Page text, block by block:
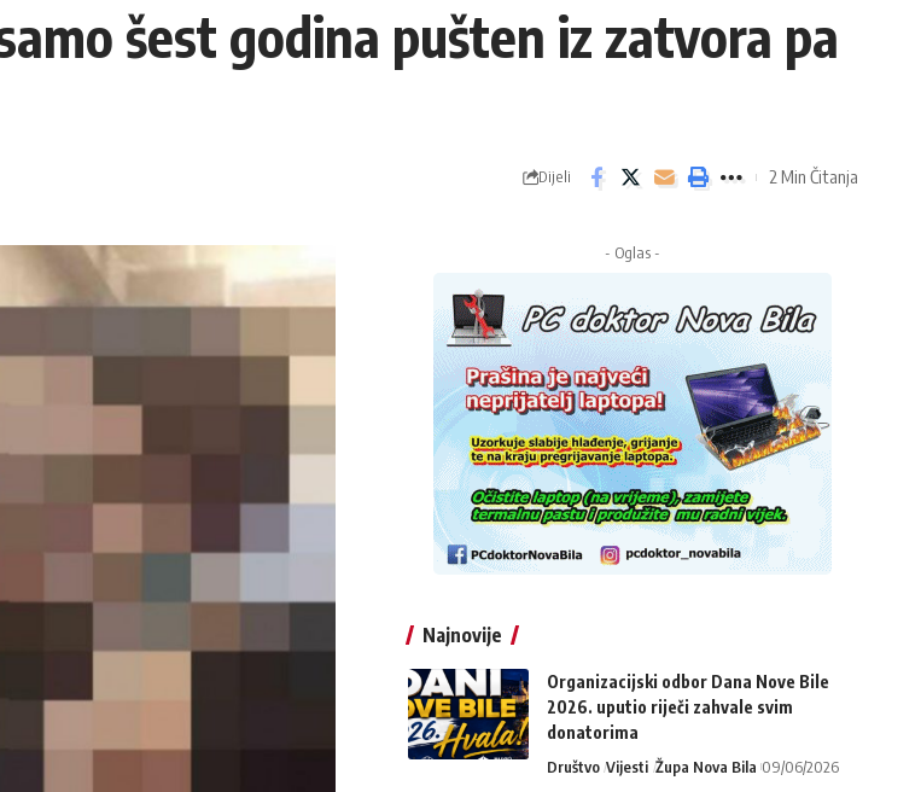
šest godina pušten iz zatvora pa
Dijeli 2 Min Čitanja
- Oglas -
Najnovije
Organizacijski odbor Dana Nove Bile
2026. uputio riječi zahvale svim
donatorima
Društvo Vijesti Župa Nova Bila 09/06/2026